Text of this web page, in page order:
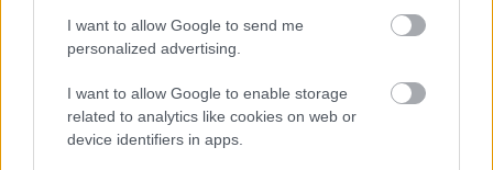
I want to allow Google to send me
personalized advertising.
I want to allow Google to enable storage
related to analytics like cookies on web or
device identifiers in apps.
προτίμησης διαφέρει από περιοχή σε περιοχή. Σε
Δήμους με πληθυσμό μέχρι 30.000 κατοίκους, οι
προτίμησης σε υποψήφιους Δημοτικούς
Συμβούλους και μέχρι 4 σε Δήμους με πληθυσμό